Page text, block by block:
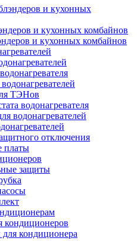
и кухонных
и кухонных комбайнов
и кухонных комбайнов
ТЭНов
водонагревателя
водонагревателей
отключения
платы
защиты
кондиционеров
кондиционера